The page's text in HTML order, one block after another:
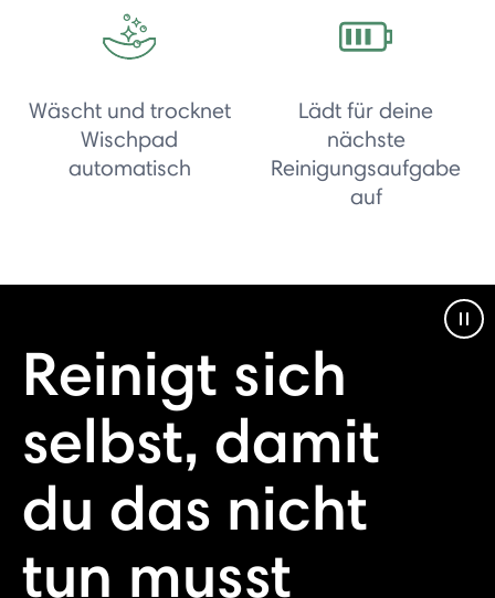
Wäscht und trocknet
Wischpad
automatisch
Lädt für deine
nächste
Reinigungsaufgabe
auf
Reinigt sich
selbst, damit
du das nicht
tun musst